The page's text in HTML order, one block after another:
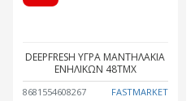
8681554608267 FASTMARKET
DEEPFRESH ΥΓΡΑ ΜΑΝΤΗΛΑΚΙΑ
ΕΝΗΛΙΚΩΝ 48ΤΜΧ